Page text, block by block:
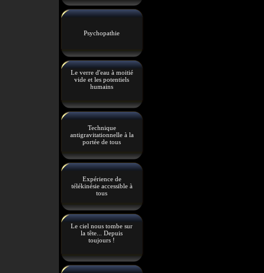
Psychopathie
Le verre d'eau à moitié
vide et les potentiels
humains
Technique
antigravitationnelle à la
portée de tous
Expérience de
télékinésie accessible à
tous
Le ciel nous tombe sur
la tête... Depuis
toujours !